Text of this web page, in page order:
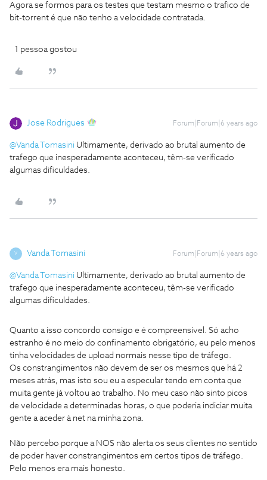
Agora se formos para os testes que testam mesmo o trafico de
bit-torrent é que não tenho a velocidade contratada.
1 pessoa gostou
Jose Rodrigues Forum|Forum|6 years ago
@Vanda Tomasini Ultimamente, derivado ao brutal aumento de
trafego que inesperadamente aconteceu, têm-se verificado
algumas dificuldades.
V Vanda Tomasini Forum|Forum|6 years ago
@Vanda Tomasini Ultimamente, derivado ao brutal aumento de
trafego que inesperadamente aconteceu, têm-se verificado
algumas dificuldades.
Quanto a isso concordo consigo e é compreensível. Só acho
estranho é no meio do confinamento obrigatório, eu pelo menos
tinha velocidades de upload normais nesse tipo de tráfego.
Os constrangimentos não devem de ser os mesmos que há 2
meses atrás, mas isto sou eu a especular tendo em conta que
muita gente já voltou ao trabalho. No meu caso não sinto picos
de velocidade a determinadas horas, o que poderia indiciar muita
gente a aceder à net na minha zona.
Não percebo porque a NOS não alerta os seus clientes no sentido
de poder haver constrangimentos em certos tipos de tráfego.
Pelo menos era mais honesto.